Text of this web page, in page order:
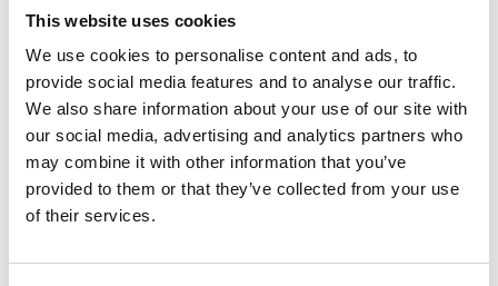
This website uses cookies
We use cookies to personalise content and ads, to
provide social media features and to analyse our traffic.
We also share information about your use of our site with
our social media, advertising and analytics partners who
may combine it with other information that you’ve
provided to them or that they’ve collected from your use
of their services.
Kopplingslåda för 4 st
lastceller
2 190 kr
Kopplingslåda för 4st
lastceller
840 kr